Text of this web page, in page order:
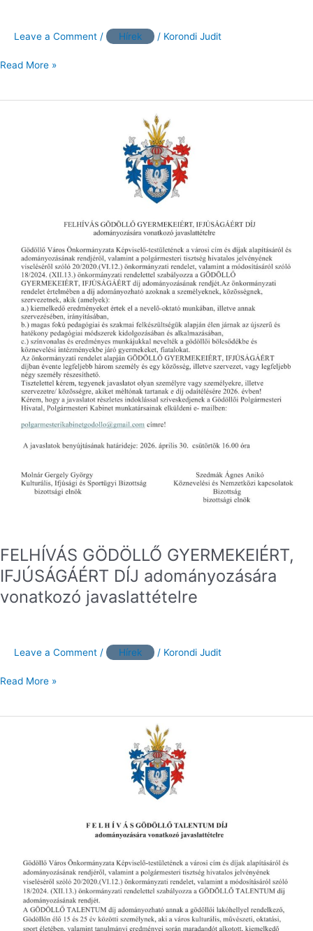
Leave a Comment / Hírek / Korondi Judit
Read More »
FELHÍVÁS GÖDÖLLŐ GYERMEKEIÉRT,
IFJÚSÁGÁÉRT DÍJ adományozására
vonatkozó javaslattételre
Leave a Comment / Hírek / Korondi Judit
Read More »
TALENTUM
adományozására
vonatkozó
javaslattételre